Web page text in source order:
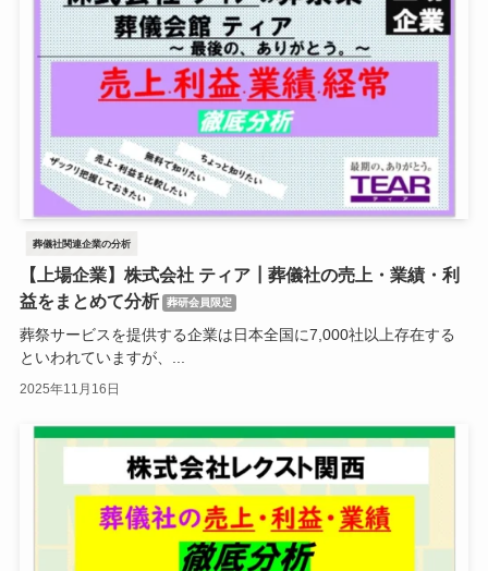
葬儀社関連企業の分析
【上場企業】株式会社 ティア┃葬儀社の売上・業績・利
益をまとめて分析
葬研会員限定
葬祭サービスを提供する企業は日本全国に7,000社以上存在する
といわれていますが、...
2025年11月16日